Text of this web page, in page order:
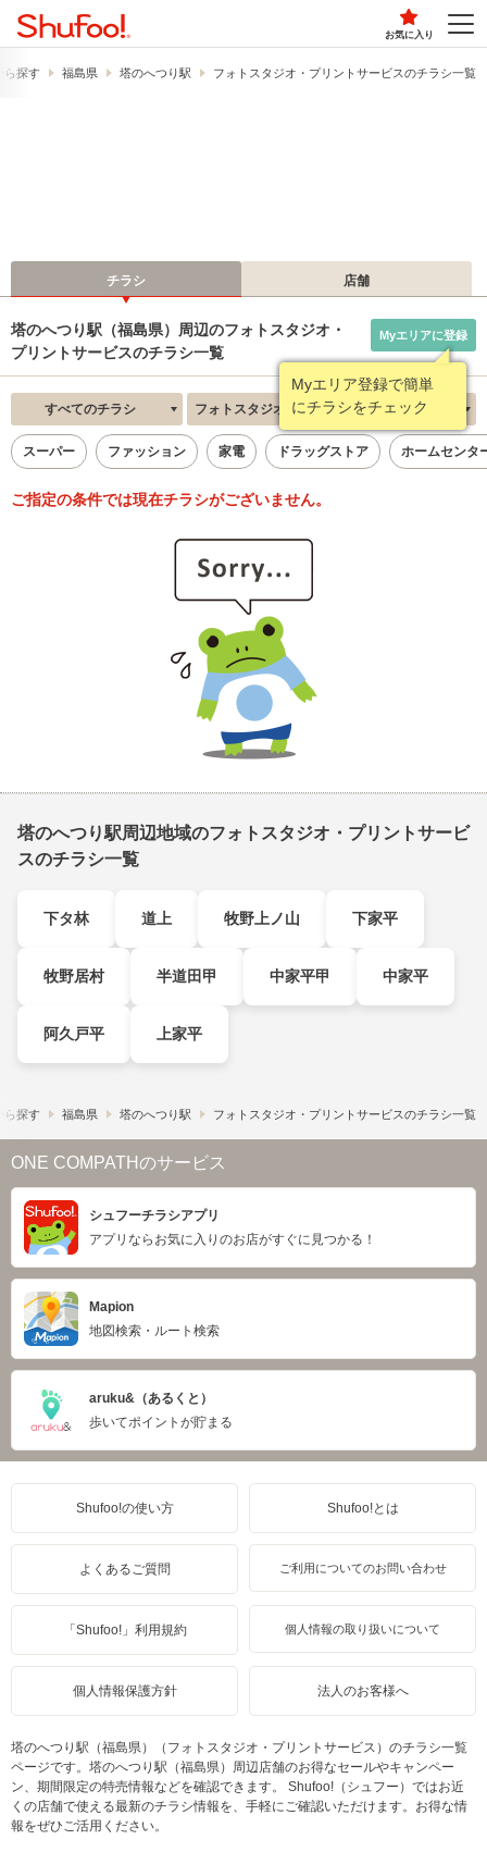
お気に入り
ら探す 福島県 塔のへつり駅 フォトスタジオ・プリントサービスのチラシ一覧
チラシ 店舗
塔のへつり駅（福島県）周辺のフォトスタジオ・
プリントサービスのチラシ一覧
Myエリア登録で簡単
にチラシをチェック
Myエリアに登録
すべてのチラシ フォトスタジオ・プリントサービス 新着順
スーパー ファッション 家電 ドラッグストア ホームセンタ
ご指定の条件では現在チラシがございません。
塔のへつり駅周辺地域のフォトスタジオ・プリントサービ
スのチラシ一覧
下タ林 道上 牧野上ノ山 下家平
牧野居村 半道田甲 中家平甲 中家平
阿久戸平 上家平
ら探す 福島県 塔のへつり駅 フォトスタジオ・プリントサービスのチラシ一覧
ONE COMPATHのサービス
シュフーチラシアプリ
アプリならお気に入りのお店がすぐに見つかる！
Mapion
地図検索・ルート検索
aruku&（あるくと）
歩いてポイントが貯まる
Shufoo!の使い方 Shufoo!とは
よくあるご質問 ご利用についてのお問い合わせ
「Shufoo!」利用規約 個人情報の取り扱いについて
個人情報保護方針 法人のお客様へ
塔のへつり駅（福島県）（フォトスタジオ・プリントサービス）のチラシ一覧
ページです。塔のへつり駅（福島県）周辺店舗のお得なセールやキャンペー
ン、期間限定の特売情報などを確認できます。 Shufoo!（シュフー）ではお近
くの店舗で使える最新のチラシ情報を、手軽にご確認いただけます。お得な情
報をぜひご活用ください。